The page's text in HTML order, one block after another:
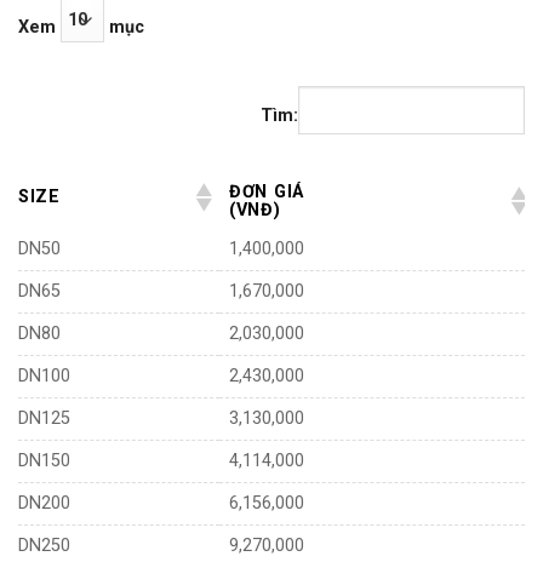
Xem mục
Tìm:
SIZE
ĐƠN GIÁ
(VNĐ)
DN50
1,400,000
DN65 1,670,000
DN80 2,030,000
DN100 2,430,000
DN125 3,130,000
DN150 4,114,000
DN200 6,156,000
DN250 9,270,000